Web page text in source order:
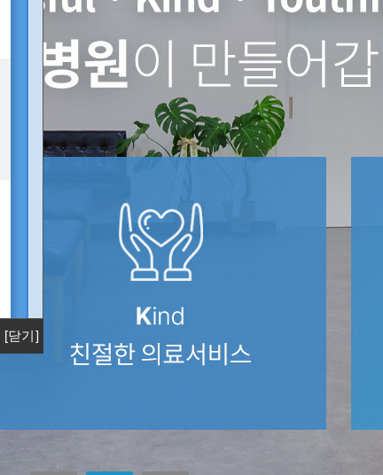
[닫기]